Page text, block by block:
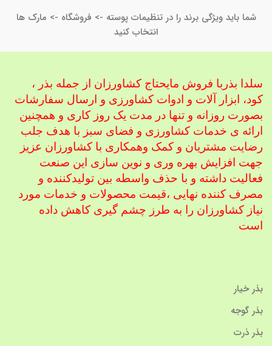
شما باید ویژگی برند را در تنظیمات پوسته -> فروشگاه -> مارک ها
انتخاب کنید
سلدا بذربا فروش مایحتاج کشاورزان از جمله بذر ،
کود، ابزار آلات و ادوات کشاورزی و ارسال سفارشات
بصورت روزانه و تنها در مدت یک روز کاری و همچنین
ارائه ی خدمات کشاورزی و فضای سبز با هدف جلب
رضایت مشتریان و کمک وهمکاری با کشاورزان عزیز
جهت افزایش بهره وری و نوین سازی این صنعت
فعالیت داشته و با حذف واسطه بین تولیدکننده و
مصرف کننده نهایی ،قیمت محصولات و خدمات مورد
نیاز کشاورزان را به طرز چشم گیری کاهش داده
است
بذر خیار
بذر گوجه
بذر ذرت